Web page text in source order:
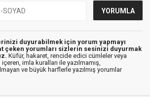
duyurabilmek için yorum yapmayı
çeken yorumları sizlerin sesinizi duyurmak
Küfür, hakaret, rencide edici cümleler veya
imla kuralları ile yazılmamış,
ve büyük harflerle yazılmış yorumlar